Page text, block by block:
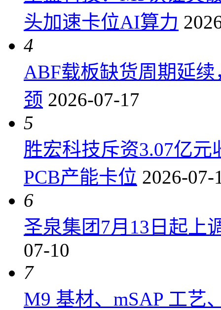
头加速卡位AI算力
4
ABF载板缺货周期延
颈 2026-07-17
5
胜宏科技斥资3.07亿
PCB产能卡位 2026-07-
6
圣泉集团7月13日起上
07-10
7
M9 基材、mSAP 工艺